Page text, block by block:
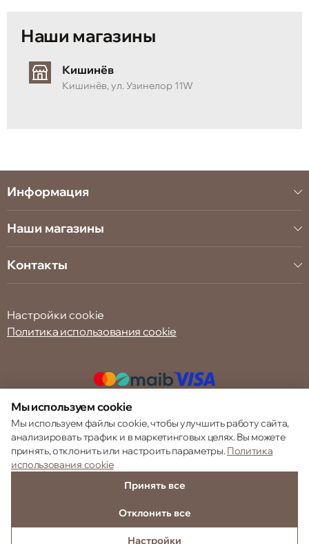
Наши магазины
Кишинёв
Кишинёв, ул. Узинелор 11W
Информация
Наши магазины
Контакты
Настройки cookie
Политика использования cookie
© 2013 – 2026 ECOM
Мы используем cookie
Мы используем файлы cookie, чтобы улучшить работу сайта,
анализировать трафик и в маркетинговых целях. Вы можете
принять, отклонить или настроить параметры.Политика
использования cookie
Принять все
Отклонить все
Настройки